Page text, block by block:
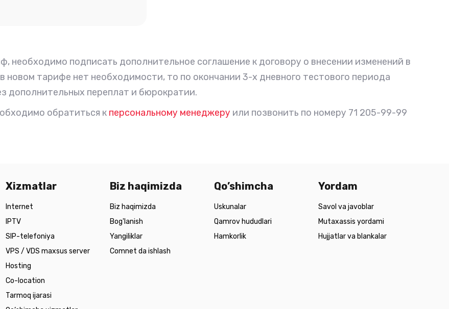
необходимо подписать дополнительное соглашение к договору о внесении изменений в
новом тарифе нет необходимости, то по окончании 3-х дневного тестового периода
дополнительных переплат и бюрократии.
обратиться к персональному менеджеру или позвонить по номеру 71 205-99-99
Xizmatlar
Internet
IPTV
SIP-telefoniya
VPS / VDS maxsus server
Hosting
Co-location
Tarmoq ijarasi
Biz haqimizda
Biz haqimizda
Bog'lanish
Yangiliklar
Comnet da ishlash
Qo’shimcha
Uskunalar
Qamrov hududlari
Hamkorlik
Yordam
Savol va javoblar
Mutaxassis yordami
Hujjatlar va blankalar